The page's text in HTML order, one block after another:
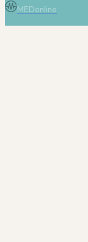
MEDonline